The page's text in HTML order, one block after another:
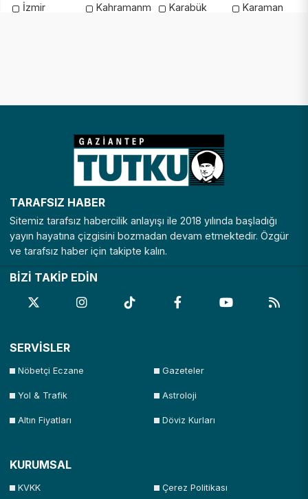
İzmir KahramanmaraşKarabük Karaman
Mardin Mersin Muğla Muş
Niğde Ordu
Sakarya Samsun
Sinop Şırnak
Tekirdağ Tokat
Uşak Van Yalova Yozgat
TARAFSIZ HABER
Sitemiz tarafsız habercilik anlayışı ile 2018 yılında başladığı
yayın hayatına çizgisini bozmadan devam etmektedir. Özgür
ve tarafsız haber için takipte kalın.
BİZİ TAKİP EDİN
SERVİSLER
Nöbetçi Eczane Gazeteler
Yol & Trafik Astroloji
Altın Fiyatları Döviz Kurları
KURUMSAL
KVKK Çerez Politikası